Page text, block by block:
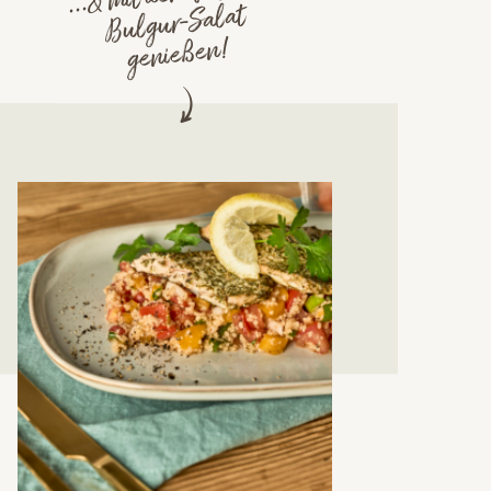
Bulgur-Salat
genießen!